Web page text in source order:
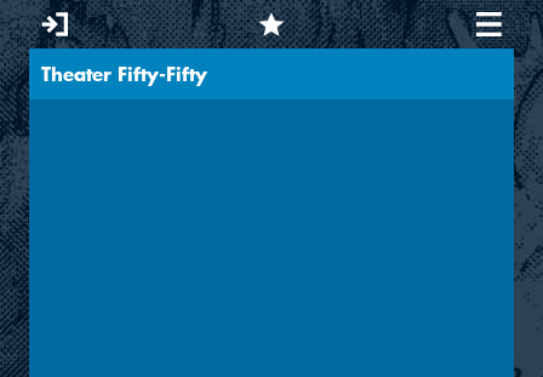
Sie sind hier
Theater Fifty-Fifty